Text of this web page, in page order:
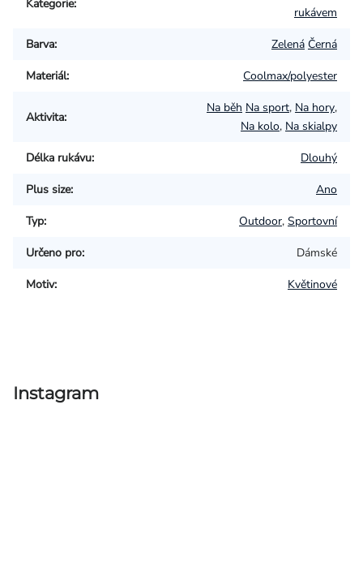
Kategorie:
rukávem
Barva: Zelená Černá
Materiál: Coolmax/polyester
Aktivita:
Na běh Na sport, Na hory,
Na kolo, Na skialpy
Délka rukávu: Dlouhý
Plus size: Ano
Typ: Outdoor, Sportovní
Určeno pro: Dámské
Motiv: Květinové
Instagram